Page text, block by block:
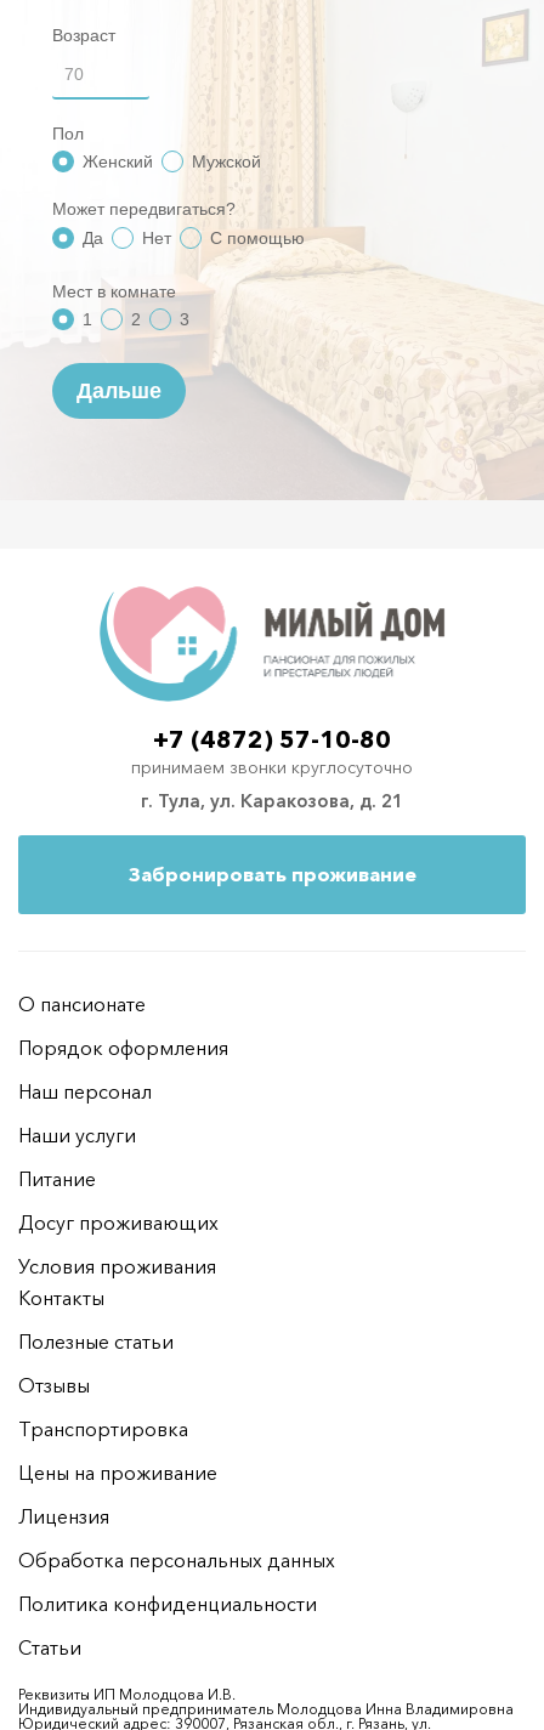
г. Тула, ул. Каракозова, д. 21
+7 (4872) 57-10-80
принимаем звонки круглосуточно
Забронировать проживание
О пансионате
Порядок оформления
Наш персонал
Наши услуги
Питание
Досуг проживающих
Условия проживания
Контакты
Полезные статьи
Отзывы
Транспортировка
Цены на проживание
Лицензия
Обработка персональных данных
Политика конфиденциальности
Статьи
Реквизиты ИП Молодцова И.В.
Индивидуальный предприниматель Молодцова Инна Владимировна
Юридический адрес: 390007, Рязанская обл., г. Рязань, ул.